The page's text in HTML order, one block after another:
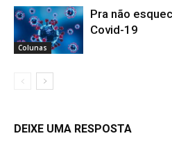
Colunas
Pra não
Covid-19
DEIXE UMA RESPOSTA